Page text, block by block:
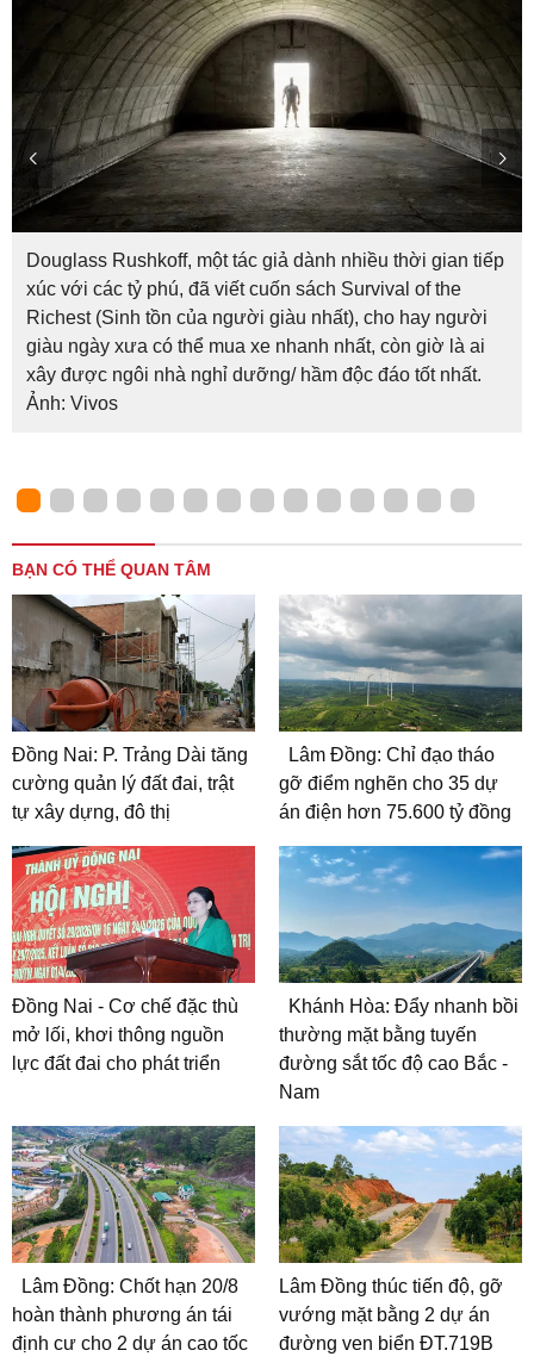
Douglass Rushkoff, một tác giả dành nhiều thời gian tiếp
xúc với các tỷ phú, đã viết cuốn sách Survival of the
Richest (Sinh tồn của người giàu nhất), cho hay người
giàu ngày xưa có thể mua xe nhanh nhất, còn giờ là ai
xây được ngôi nhà nghỉ dưỡng/ hầm độc đáo tốt nhất.
Ảnh: Vivos
BẠN CÓ THỂ QUAN TÂM
Đồng Nai: P. Trảng Dài tăng
cường quản lý đất đai, trật
tự xây dựng, đô thị
Lâm Đồng: Chỉ đạo tháo
gỡ điểm nghẽn cho 35 dự
án điện hơn 75.600 tỷ đồng
Đồng Nai - Cơ chế đặc thù
mở lối, khơi thông nguồn
lực đất đai cho phát triển
Khánh Hòa: Đẩy nhanh bồi
thường mặt bằng tuyến
đường sắt tốc độ cao Bắc -
Nam
Lâm Đồng: Chốt hạn 20/8
hoàn thành phương án tái
định cư cho 2 dự án cao tốc
Lâm Đồng thúc tiến độ, gỡ
vướng mặt bằng 2 dự án
đường ven biển ĐT.719B